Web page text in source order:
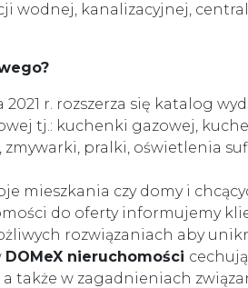
kanalizacyjnej,
r. rozszerza się katalog
tj.: kuchenki gazowej,
zmywarki, pralki, oświetlenia
mieszkania czy domy i
do oferty informujemy
rozwiązaniach aby
DOMeX nieruchomości
także w zagadnieniach